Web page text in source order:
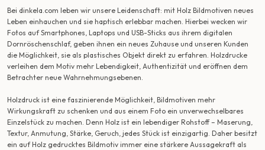
Bei dinkela.com leben wir unsere Leidenschaft: mit Holz Bildmotiven neues
Leben einhauchen und sie haptisch erlebbar machen. Hierbei wecken wir
Fotos auf Smartphones, Laptops und USB-Sticks aus ihrem digitalen
Dornröschenschlaf, geben ihnen ein neues Zuhause und unseren Kunden
die Möglichkeit, sie als plastisches Objekt direkt zu erfahren. Holzdrucke
verleihen dem Motiv mehr Lebendigkeit, Authentizität und eröffnen dem
Betrachter neue Wahrnehmungsebenen.
Holzdruck ist eine faszinierende Möglichkeit, Bildmotiven mehr
Wirkungskraft zu schenken und aus einem Foto ein unverwechselbares
Einzelstück zu machen. Denn Holz ist ein lebendiger Rohstoff – Maserung,
Textur, Anmutung, Stärke, Geruch, jedes Stück ist einzigartig. Daher besitzt
ein auf Holz gedrucktes Bildmotiv immer eine stärkere Aussagekraft als